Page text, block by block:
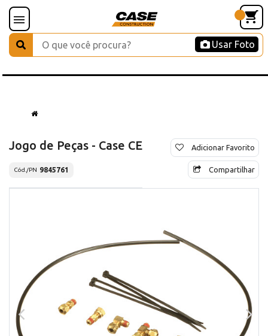
Usar Foto
Jogo de Peças - Case CE
Cód./PN 9845761
Adicionar Favorito
Compartilhar